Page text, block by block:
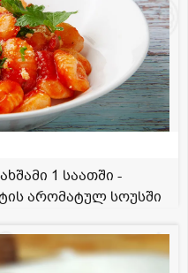
1 საათში -
არომატულ სოუსში